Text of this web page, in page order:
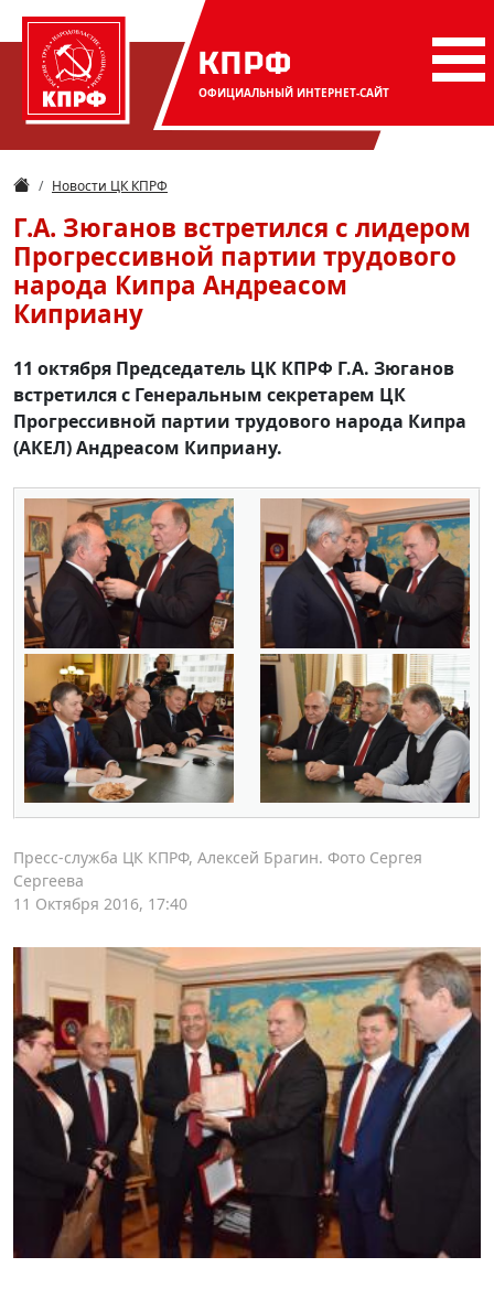
КПРФ
ОФИЦИАЛЬНЫЙ ИНТЕРНЕТ-САЙТ
Новости ЦК КПРФ
Г.А. Зюганов встретился с лидером
Прогрессивной партии трудового
народа Кипра Андреасом
Киприану
11 октября Председатель ЦК КПРФ Г.А. Зюганов
встретился с Генеральным секретарем ЦК
Прогрессивной партии трудового народа Кипра
(АКЕЛ) Андреасом Киприану.
Пресс-служба ЦК КПРФ, Алексей Брагин. Фото Сергея
Сергеева
11 Октября 2016, 17:40